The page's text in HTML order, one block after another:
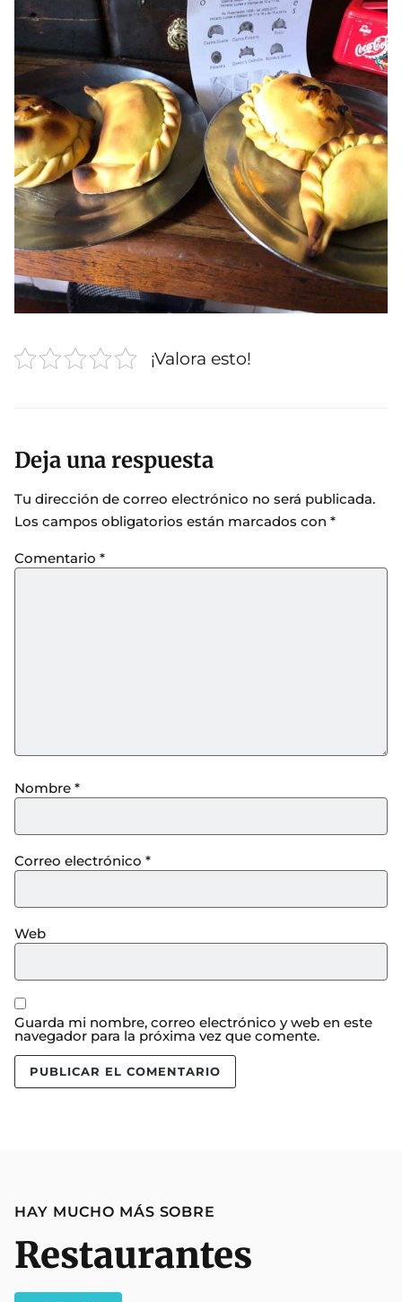
¡Valora esto!
Deja una respuesta
Tu dirección de correo electrónico no será publicada.
Los campos obligatorios están marcados con *
Comentario *
Nombre *
Correo electrónico *
Web
Guarda mi nombre, correo electrónico y web en este
navegador para la próxima vez que comente.
HAY MUCHO MÁS SOBRE
Restaurantes